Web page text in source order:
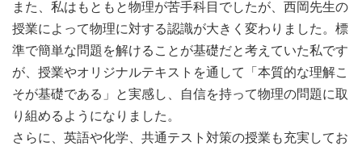
また、私はもともと物理が苦手科目でしたが、西岡先生の
授業によって物理に対する認識が大きく変わりました。標
準で簡単な問題を解けることが基礎だと考えていた私です
が、授業やオリジナルテキストを通して「本質的な理解こ
そが基礎である」と実感し、自信を持って物理の問題に取
り組めるようになりました。
さらに、英語や化学、共通テスト対策の授業も充実してお